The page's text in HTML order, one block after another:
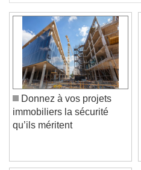
Donnez à vos projets
immobiliers la sécurité